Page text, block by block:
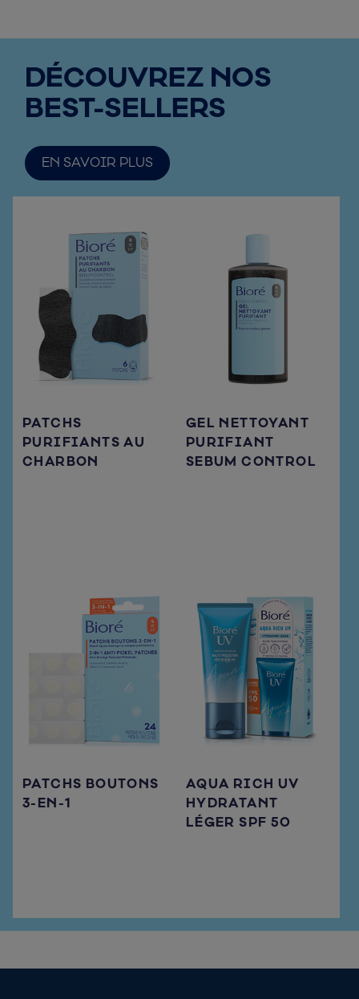
DÉCOUVREZ NOS
BEST-SELLERS
EN SAVOIR PLUS
PATCHS
PURIFIANTS AU
CHARBON
GEL NETTOYANT
PURIFIANT
SEBUM CONTROL
PATCHS BOUTONS
3-EN-1
AQUA RICH UV
HYDRATANT
LÉGER SPF 50